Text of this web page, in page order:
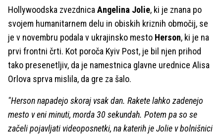
Hollywoodska zvezdnica Angelina Jolie, ki je znana po
svojem humanitarnem delu in obiskih kriznih območij, se
je v novembru podala v ukrajinsko mesto Herson, ki je na
prvi frontni črti. Kot poroča Kyiv Post, je bil njen prihod
tako presenetljiv, da je namestnica glavne urednice Alisa
Orlova sprva mislila, da gre za šalo.
"Herson napadejo skoraj vsak dan. Rakete lahko zadenejo
mesto v eni minuti, morda 30 sekundah. Potem pa so se
začeli pojavljati videoposnetki, na katerih je Jolie v bolnišnici